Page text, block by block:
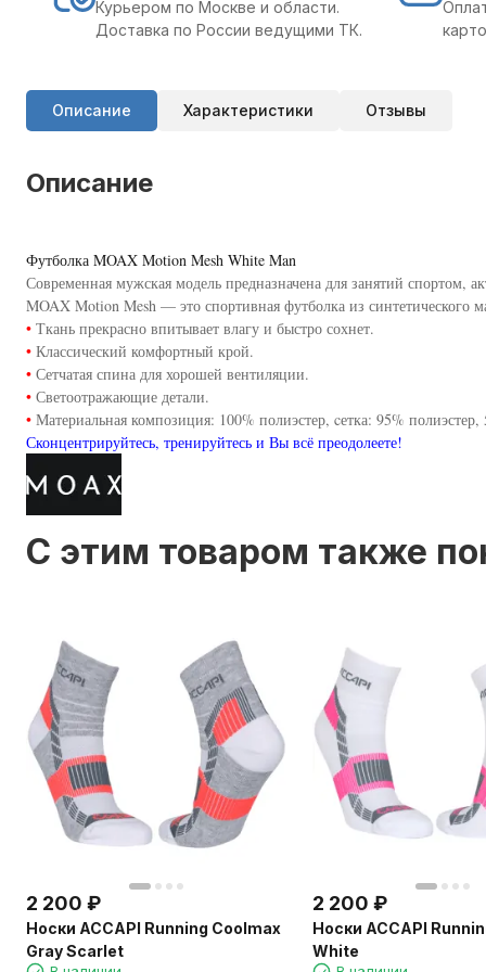
Курьером по Москве и области.
Доставка по России ведущими ТК.
Описание Характеристики Отзывы
Описание
Футболка MOAX Motion Mesh White Man
Современная мужская модель предназначена для занятий спортом,
MOAX Motion Mesh — это спортивная футболка из синтетического
• Ткань прекрасно впитывает влагу и быстро сохнет.
• Классический комфортный крой.
• Сетчатая спина для хорошей вентиляции.
• Светоотражающие детали.
• Материальная композиция: 100% полиэстер, cетка: 95% полиэстер,
Сконцентрируйтесь, тренируйтесь и Вы всё преодолеете!
C этим товаром также
2 200 ₽
Носки ACCAPI Running Coolmax
Gray Scarlet
2 200 ₽
Носки ACCAPI
White